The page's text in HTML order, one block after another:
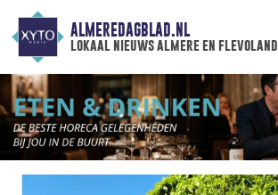
ALMEREDAGBLAD.NL
lokaal nieuws almere en flevoland